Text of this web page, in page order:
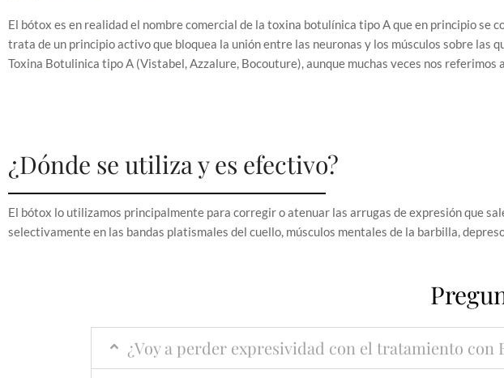
El bótox es en realidad el nombre comercial de la toxina botulínica tipo A que en principio se
trata de un principio activo que bloquea la unión entre las neuronas y los músculos sobre
Toxina Botulinica tipo A (Vistabel, Azzalure, Bocouture), aunque muchas veces nos referimos
¿Dónde se utiliza y es efectivo?
El bótox lo utilizamos principalmente para corregir o atenuar las arrugas de expresión que
selectivamente en las bandas platismales del cuello, músculos mentales de la barbilla,
¿Voy a perder expresividad con el tratamiento con